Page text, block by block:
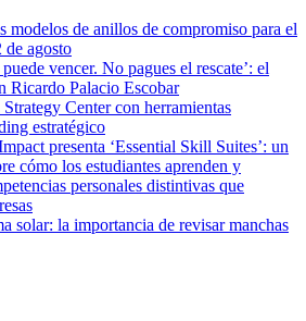
modelos de anillos de compromiso para el
de agosto
vencer. No pagues el rescate’: el
Ricardo Palacio Escobar
Center con herramientas
estratégico
presenta ‘Essential Skill Suites’: un
cómo los estudiantes aprenden y
personales distintivas que
solar: la importancia de revisar manchas